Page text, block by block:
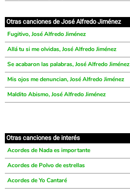
Otras canciones de José Alfredo Jiménez
Fugitivo, José Alfredo Jiménez
Allá tu si me olvidas, José Alfredo Jiménez
Se acabaron las palabras, José Alfredo Jiménez
Mis ojos me denuncian, José Alfredo Jiménez
Maldito Abismo, José Alfredo Jiménez
Otras canciones de interés
Acordes de Nada es importante
Acordes de Polvo de estrellas
Acordes de Yo Cantaré